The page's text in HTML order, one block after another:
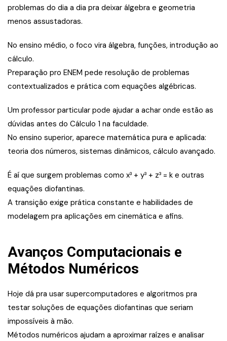
problemas do dia a dia pra deixar álgebra e geometria
menos assustadoras.
No ensino médio, o foco vira álgebra, funções, introdução ao
cálculo.
Preparação pro ENEM pede resolução de problemas
contextualizados e prática com equações algébricas.
Um professor particular pode ajudar a achar onde estão as
dúvidas antes do Cálculo 1 na faculdade.
No ensino superior, aparece matemática pura e aplicada:
teoria dos números, sistemas dinâmicos, cálculo avançado.
É aí que surgem problemas como x³ + y³ + z³ = k e outras
equações diofantinas.
A transição exige prática constante e habilidades de
modelagem pra aplicações em cinemática e afins.
Avanços Computacionais e
Métodos Numéricos
Hoje dá pra usar supercomputadores e algoritmos pra
testar soluções de equações diofantinas que seriam
impossíveis à mão.
Métodos numéricos ajudam a aproximar raízes e analisar